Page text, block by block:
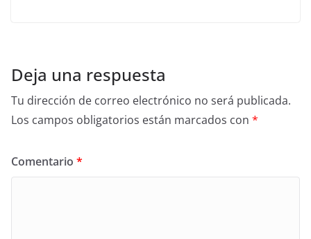
Deja una respuesta
Tu dirección de correo electrónico no será publicada.
Los campos obligatorios están marcados con *
Comentario *